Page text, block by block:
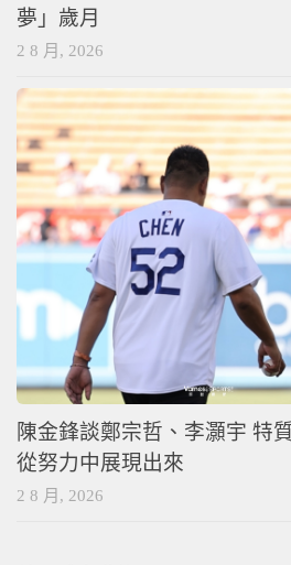
夢」歲月
2 8 月, 2026
陳金鋒談鄭宗哲、李灝宇 特
從努力中展現出來
2 8 月, 2026